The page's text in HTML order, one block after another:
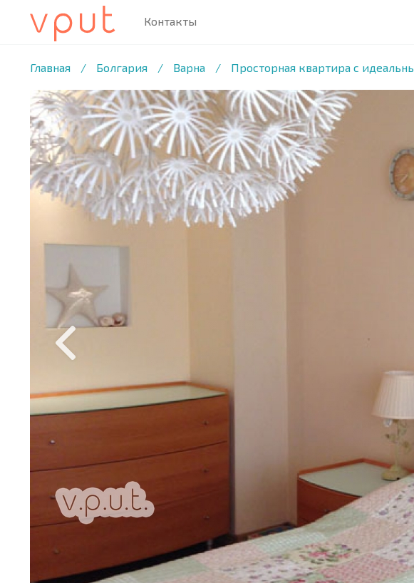
Контакты
Главная / Болгария / Варна / Просторная квартира с
1 /11 ФОТО